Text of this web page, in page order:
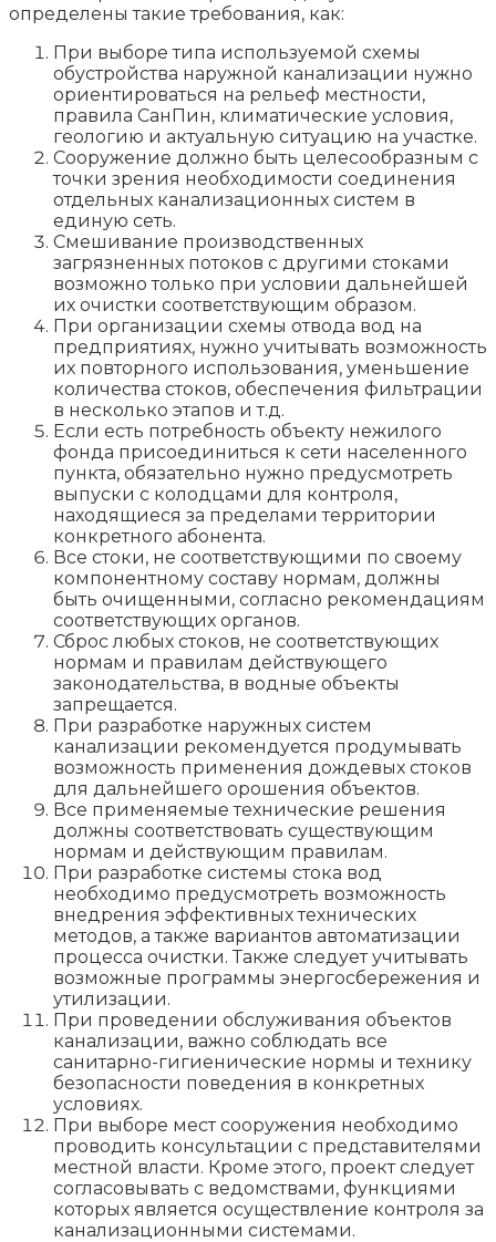
определены такие требования, как:
При выборе типа используемой схемы
обустройства наружной канализации нужно
ориентироваться на рельеф местности,
правила СанПин, климатические условия,
геологию и актуальную ситуацию на участке.
Сооружение должно быть целесообразным с
точки зрения необходимости соединения
отдельных канализационных систем в
единую сеть.
Смешивание производственных
загрязненных потоков с другими стоками
возможно только при условии дальнейшей
их очистки соответствующим образом.
При организации схемы отвода вод на
предприятиях, нужно учитывать возможность
их повторного использования, уменьшение
количества стоков, обеспечения фильтрации
в несколько этапов и т.д.
Если есть потребность объекту нежилого
фонда присоединиться к сети населенного
пункта, обязательно нужно предусмотреть
выпуски с колодцами для контроля,
находящиеся за пределами территории
конкретного абонента.
Все стоки, не соответствующими по своему
компонентному составу нормам, должны
быть очищенными, согласно рекомендациям
соответствующих органов.
Сброс любых стоков, не соответствующих
нормам и правилам действующего
законодательства, в водные объекты
запрещается.
При разработке наружных систем
канализации рекомендуется продумывать
возможность применения дождевых стоков
для дальнейшего орошения объектов.
Все применяемые технические решения
должны соответствовать существующим
нормам и действующим правилам.
При разработке системы стока вод
необходимо предусмотреть возможность
внедрения эффективных технических
методов, а также вариантов автоматизации
процесса очистки. Также следует учитывать
возможные программы энергосбережения и
утилизации.
При проведении обслуживания объектов
канализации, важно соблюдать все
санитарно-гигиенические нормы и технику
безопасности поведения в конкретных
условиях.
При выборе мест сооружения необходимо
проводить консультации с представителями
местной власти. Кроме этого, проект следует
согласовывать с ведомствами, функциями
которых является осуществление контроля за
канализационными системами.